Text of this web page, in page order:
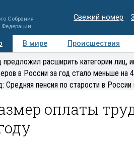
Собрания
Федерации
Свежий номер
В мире Происшествия
Медиацентр
предложил расширить категории лиц,
в России за год стало меньше на
Средняя пенсия по старости в
оплаты